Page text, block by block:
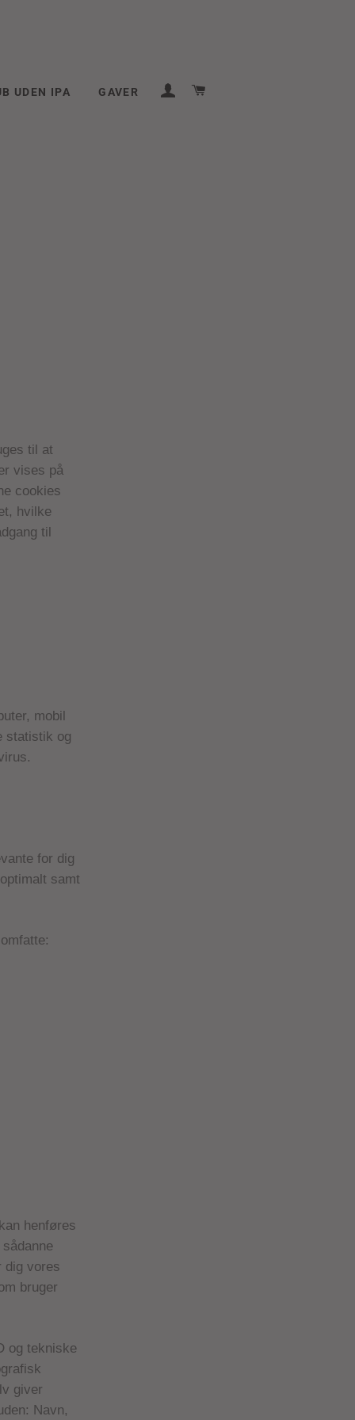
UDEN IPA GAVER LOG IND
til at
vises på
cookies
hvilke
til
mobil
statistik og
for dig
samt
henføres
dig vores
bruger
og tekniske
giver
Navn,